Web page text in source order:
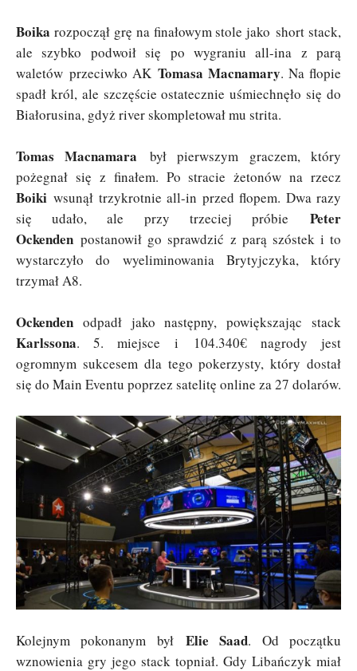
Boika rozpoczął grę na finałowym stole jako short stack,
ale szybko podwoił się po wygraniu all-ina z parą
waletów przeciwko AK Tomasa Macnamary. Na flopie
spadł król, ale szczęście ostatecznie uśmiechnęło się do
Białorusina, gdyż river skompletował mu strita.
Tomas Macnamara był pierwszym graczem, który
pożegnał się z finałem. Po stracie żetonów na rzecz
Boiki wsunął trzykrotnie all-in przed flopem. Dwa razy
się udało, ale przy trzeciej próbie Peter
Ockendenpostanowił go sprawdzić z parą szóstek i to
wystarczyło do wyeliminowania Brytyjczyka, który
trzymał A8.
Ockenden odpadł jako następny, powiększając stack
Karlssona. 5. miejsce i 104.340€ nagrody jest
ogromnym sukcesem dla tego pokerzysty, który dostał
się do Main Eventu poprzez satelitę online za 27 dolarów.
Kolejnym pokonanym był Elie Saad. Od początku
wznowienia gry jego stack topniał. Gdy Libańczyk miał